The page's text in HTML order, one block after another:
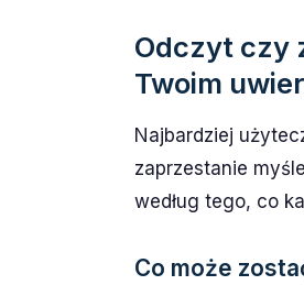
Odczyt czy
Twoim
Najbardziej
zaprzestanie
według tego, co
Co może